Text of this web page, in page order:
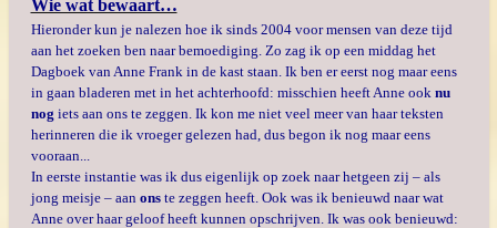
Wie wat bewaart…
Hieronder kun je nalezen hoe ik sinds 2004 voor mensen van deze tijd
aan het zoeken ben naar bemoediging. Zo zag ik op een middag het
Dagboek van Anne Frank in de kast staan. Ik ben er eerst nog maar eens
in gaan bladeren met in het achterhoofd: misschien heeft Anne ook nu
nog iets aan ons te zeggen. Ik kon me niet veel meer van haar teksten
herinneren die ik vroeger gelezen had, dus begon ik nog maar eens
vooraan...
In eerste instantie was ik dus eigenlijk op zoek naar hetgeen zij – als
jong meisje – aan onste zeggen heeft. Ook was ik benieuwd naar wat
Anne over haar geloof heeft kunnen opschrijven. Ik was ook benieuwd: